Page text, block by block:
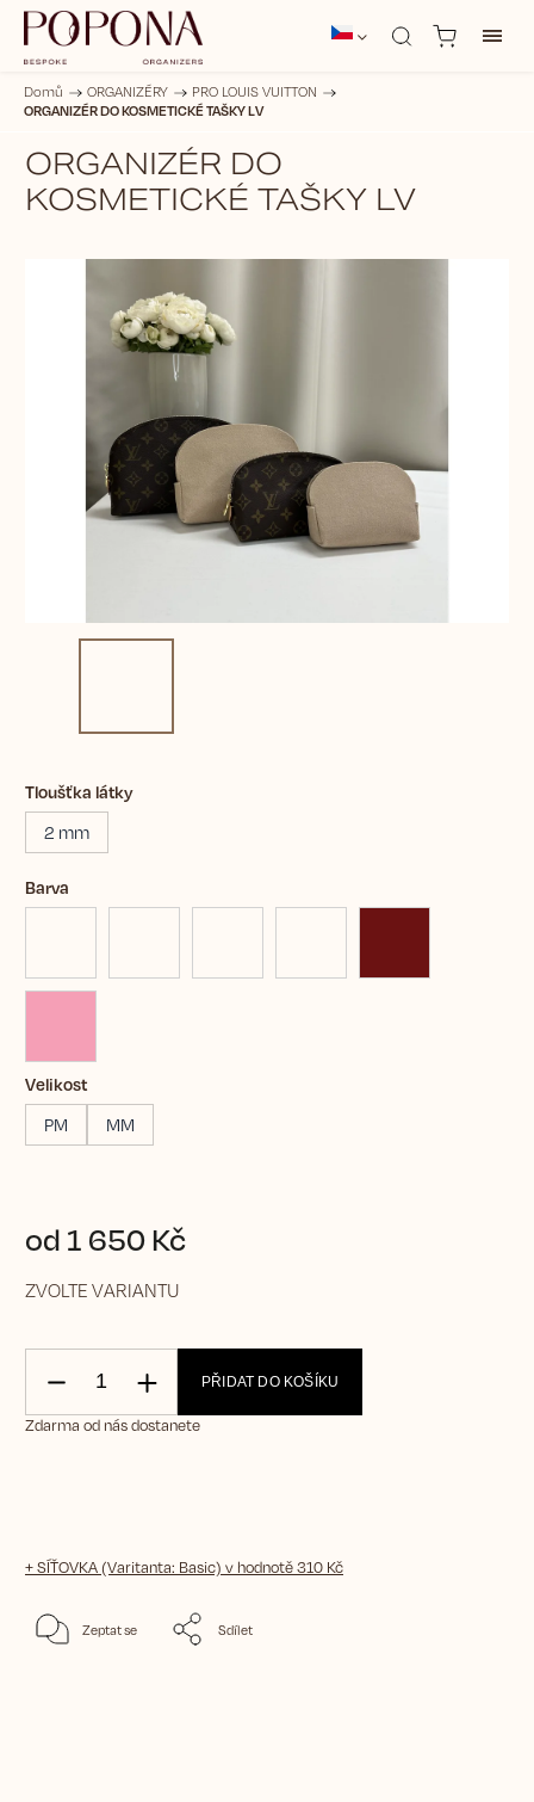
Domů / ORGANIZÉRY / PRO LOUIS VUITTON /
ORGANIZÉR DO KOSMETICKÉ TAŠKY LV
ORGANIZÉR DO
KOSMETICKÉ TAŠKY LV
Tloušťka látky
2 mm
Barva
Velikost
PM
MM
od 1 650 Kč
ZVOLTE VARIANTU
PŘIDAT DO KOŠÍKU
Zdarma od nás dostanete
+ SÍŤOVKA (Varitanta: Basic) v hodnotě 310 Kč
Zeptat se Sdílet